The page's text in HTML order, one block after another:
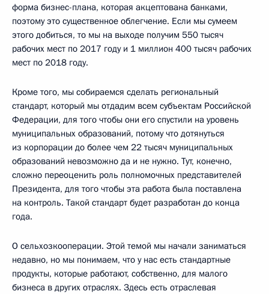
форма бизнес-плана, которая акцептована банками,
поэтому это существенное облегчение. Если мы сумеем
этого добиться, то мы на выходе получим 550 тысяч
рабочих мест по 2017 году и 1 миллион 400 тысяч рабочих
мест по 2018 году.
Кроме того, мы собираемся сделать региональный
стандарт, который мы отдадим всем субъектам Российской
Федерации, для того чтобы они его спустили на уровень
муниципальных образований, потому что дотянуться
из корпорации до более чем 22 тысяч муниципальных
образований невозможно да и не нужно. Тут, конечно,
сложно переоценить роль полномочных представителей
Президента, для того чтобы эта работа была поставлена
на контроль. Такой стандарт будет разработан до конца
года.
О сельхозкооперации. Этой темой мы начали заниматься
недавно, но мы понимаем, что у нас есть стандартные
продукты, которые работают, собственно, для малого
бизнеса в других отраслях. Здесь есть отраслевая